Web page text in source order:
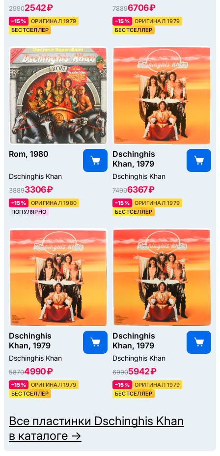
29902542 ₽
–15%
ОРИГИНАЛ 1979
БЕСТСЕЛЛЕР
78896706 ₽
–15%
ОРИГИНАЛ 1979
БЕСТСЕЛЛЕР
Rom, 1980
Dschinghis Khan
38893306 ₽
–15%
ОРИГИНАЛ 1980
ПОПУЛЯРНО
Dschinghis
Khan, 1979
Dschinghis Khan
74906367 ₽
–15%
ОРИГИНАЛ 1979
БЕСТСЕЛЛЕР
Dschinghis
Khan, 1979
Dschinghis Khan
58704990 ₽
–15%
ОРИГИНАЛ 1979
БЕСТСЕЛЛЕР
Dschinghis
Khan, 1979
Dschinghis Khan
69905942 ₽
–15%
ОРИГИНАЛ 1979
БЕСТСЕЛЛЕР
Все пластинки Dschinghis Khan
в каталоге →